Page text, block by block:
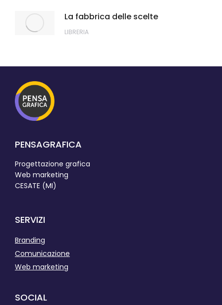
La fabbrica delle scelte
LIBRERIA
PENSAGRAFICA
Progettazione grafica
Web marketing
CESATE (MI)
SERVIZI
Branding
Comunicazione
Web marketing
SOCIAL